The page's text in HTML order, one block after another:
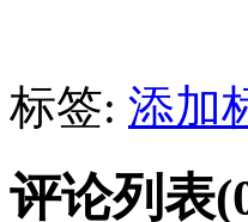
标签: 添加
评论列表